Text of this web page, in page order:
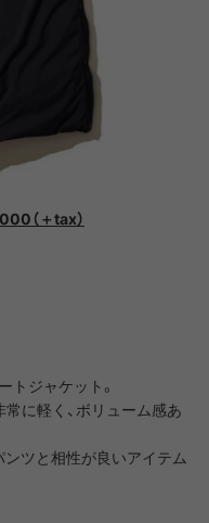
（＋tax）
トジャケット。
に軽く、ボリューム感あ
ツと相性が良いアイテム